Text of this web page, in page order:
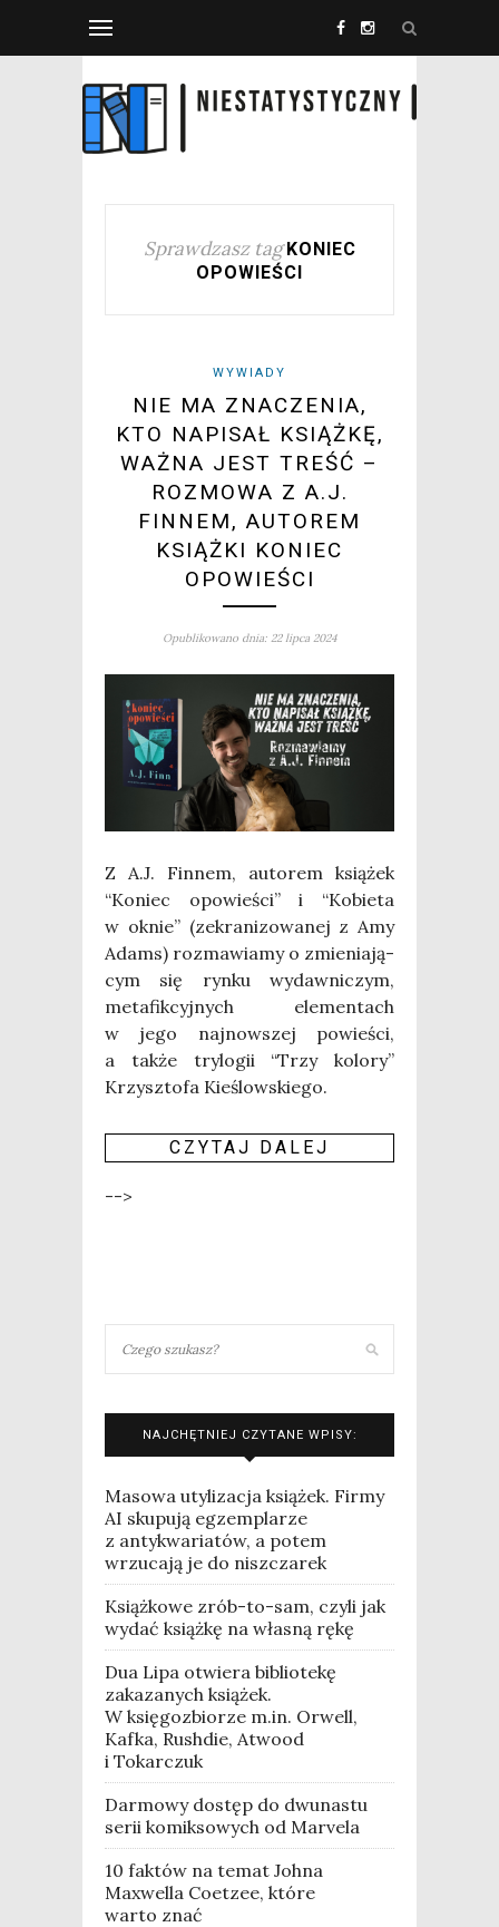
Sprawdzasz tag KONIEC
OPOWIEŚCI
WYWIADY
NIE MA ZNACZENIA,
KTO NAPISAŁ KSIĄŻKĘ,
WAŻNA JEST TREŚĆ –
ROZMOWA Z A.J.
FINNEM, AUTOREM
KSIĄŻKI KONIEC
OPOWIEŚCI
Opublikowano dnia: 22 lipca 2024
Z A.J. Fin­nem, auto­rem ksią­żek
“Koniec opo­wie­ści” i “Kobie­ta
w oknie” (zekra­ni­zo­wa­nej z Amy
Adams) roz­ma­wia­my o zmie­nia­ją­
cym się ryn­ku wydaw­ni­czym,
meta­fik­cyj­nych ele­men­tach
w jego naj­now­szej powie­ści,
a tak­że try­lo­gii “Trzy kolo­ry”
Krzysz­to­fa Kie­ślow­skie­go.
CZY­TAJ DALEJ
-->
NAJCHĘTNIEJ CZYTANE WPISY:
Masowa utylizacja książek. Firmy
AI skupują egzemplarze
z antykwariatów, a potem
wrzucają je do niszczarek
Książkowe zrób-to-sam, czyli jak
wydać książkę na własną rękę
Dua Lipa otwiera bibliotekę
zakazanych książek.
W księgozbiorze m.in. Orwell,
Kafka, Rushdie, Atwood
i Tokarczuk
Darmowy dostęp do dwunastu
serii komiksowych od Marvela
10 faktów na temat Johna
Maxwella Coetzee, które
warto znać